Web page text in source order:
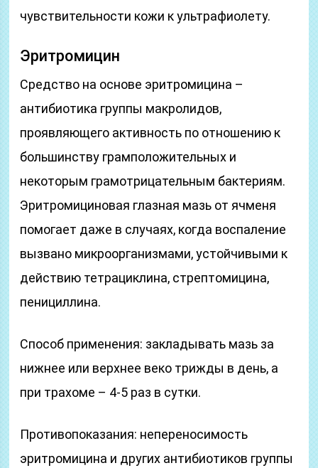
чувствительности кожи к ультрафиолету.
Эритромицин
Средство на основе эритромицина –
антибиотика группы макролидов,
проявляющего активность по отношению к
большинству грамположительных и
некоторым грамотрицательным бактериям.
Эритромициновая глазная мазь от ячменя
помогает даже в случаях, когда воспаление
вызвано микроорганизмами, устойчивыми к
действию тетрациклина, стрептомицина,
пенициллина.
Способ применения: закладывать мазь за
нижнее или верхнее веко трижды в день, а
при трахоме – 4-5 раз в сутки.
Противопоказания: непереносимость
эритромицина и других антибиотиков группы